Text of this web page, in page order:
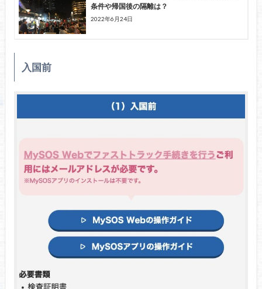
条件や帰国後の隔離は？
2022年6月24日
入国前